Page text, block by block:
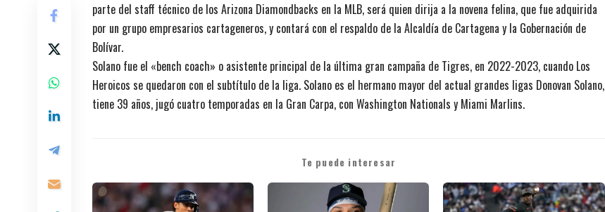
parte del staff técnico de los Arizona Diamondbacks en la MLB, será quien dirija a la novena felina, que fue adquirida
por un grupo empresarios cartageneros, y contará con el respaldo de la Alcaldía de Cartagena y la Gobernación de
Bolívar.
Solano fue el «bench coach» o asistente principal de la última gran campaña de Tigres, en 2022-2023, cuando Los
Heroicos se quedaron con el subtítulo de la liga. Solano es el hermano mayor del actual grandes ligas Donovan Solano,
tiene 39 años, jugó cuatro temporadas en la Gran Carpa, con Washington Nationals y Miami Marlins.
Te puede interesar